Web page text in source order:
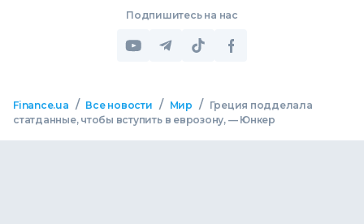
Подпишитесь на нас
Finance.ua / Все новости / Мир /
Греция подделала
статданные, чтобы вступить в еврозону, — Юнкер